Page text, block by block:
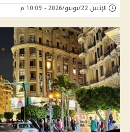
الإثنين 22/يونيو/2026 - 10:09 م